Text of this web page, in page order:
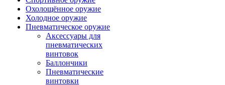
Охолощённое оружие
Холодное оружие
Пневматическое оружие
Аксессуары для
пневматических
винтовок
Баллончики
Пневматические
винтовки